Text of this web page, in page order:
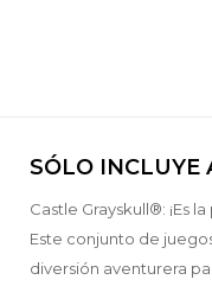
SÓLO INCLUYE
Castle Grayskull®: ¡Es
Este conjunto de
diversión aventurera